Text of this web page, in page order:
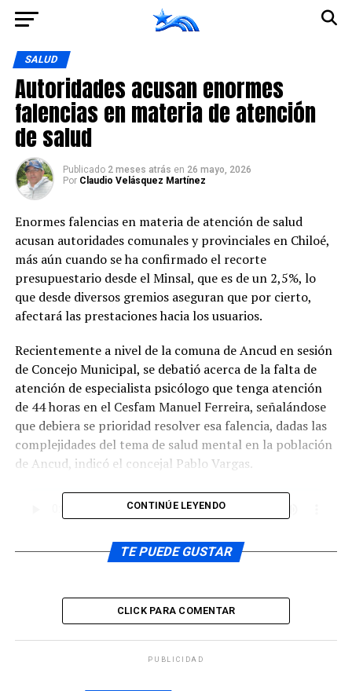
SALUD
Autoridades acusan enormes
falencias en materia de atención
de salud
Publicado 2 meses atrás en 26 mayo, 2026
Por Claudio Velásquez Martínez
Enormes falencias en materia de atención de salud
acusan autoridades comunales y provinciales en Chiloé,
más aún cuando se ha confirmado el recorte
presupuestario desde el Minsal, que es de un 2,5%, lo
que desde diversos gremios aseguran que por cierto,
afectará las prestaciones hacia los usuarios.
Recientemente a nivel de la comuna de Ancud en sesión
de Concejo Municipal, se debatió acerca de la falta de
atención de especialista psicólogo que tenga atención
de 44 horas en el Cesfam Manuel Ferreira, señalándose
que debiera se prioridad resolver esa falencia, dadas las
complejidades del tema de salud mental en la población
de Ancud, indicó el concejal Pablo Vargas.
A estos emplazamientos, se respondió desde la
municipalidad de Ancud dando cuenta de la actual
municipal y por ende, a la atención primaria, según dijo
el alcalde Andrés Ojeda.
CONTINÚE LEYENDO
TE PUEDE GUSTAR
CLICK PARA COMENTAR
PUBLICIDAD
Ir a la versión móvil